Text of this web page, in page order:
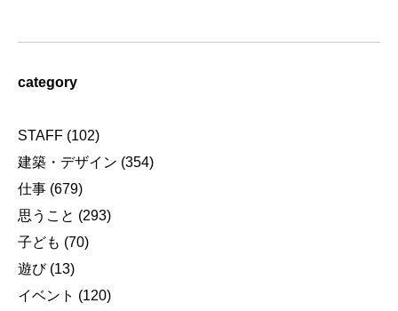
category
STAFF (102)
建築・デザイン (354)
仕事 (679)
思うこと (293)
子ども (70)
遊び(13)
イベント (120)